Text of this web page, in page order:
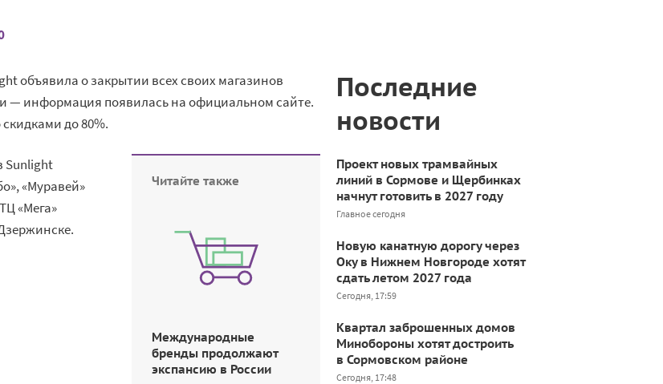
объявила о закрытии всех своих магазинов
— информация появилась на официальном сайте.
до 80%.
Читайте также
Международные
бренды продолжают
экспансию в России
Sunlight
«Муравей»
«Мега»
Последние
новости
Проект новых трамвайных
линий в Сормове и Щербинках
начнут готовить в 2027 году
Главное сегодня
Новую канатную дорогу через
Оку в Нижнем Новгороде хотят
сдать летом 2027 года
Сегодня, 17:59
Квартал заброшенных домов
Минобороны хотят достроить
в Сормовском районе
Сегодня, 17:48